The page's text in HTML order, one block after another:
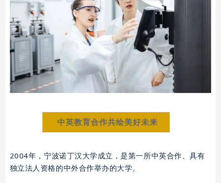
中英教育合作共绘美好未来
2004年，宁波诺丁汉大学成立，是第一所中英合作、具有
独立法人资格的中外合作举办的大学。